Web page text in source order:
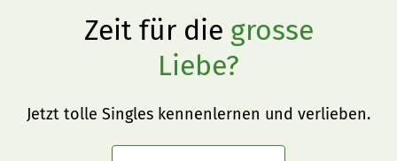
Zeit für die grosse
Liebe?
Jetzt tolle Singles kennenlernen und verlieben.